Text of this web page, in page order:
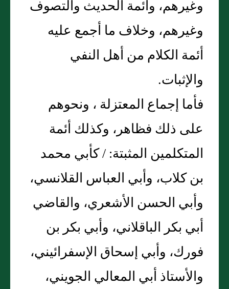
وغيرهم، وأئمة الحديث والتصوف
وغيرهم، وخلاف ما أجمع عليه
أئمة الكلام من أهل النفي
والإثبات‏.‏
فأما إجماع المعتزلة ، ونحوهم
على ذلك فظاهر، وكذلك أئمة
المتكلمين المثبتة‏:‏ / كأبي محمد
بن كلاب، وأبي العباس القلانسي،
وأبي الحسن الأشعري، والقاضي
أبي بكر الباقلاني، وأبي بكر بن
فورك، وأبي إسحاق الإسفرائيني،
والأستاذ أبي المعالي الجويني،